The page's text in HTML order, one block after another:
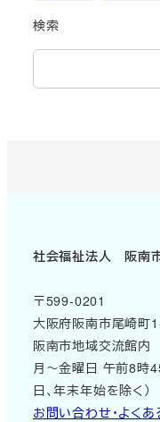
検索
社会福祉法人 阪南
〒599-0201
大阪府阪南市尾崎
阪南市地域交流館内
月～金曜日 午前8時
日、年末年始を除く）
お問い合わせ・よく